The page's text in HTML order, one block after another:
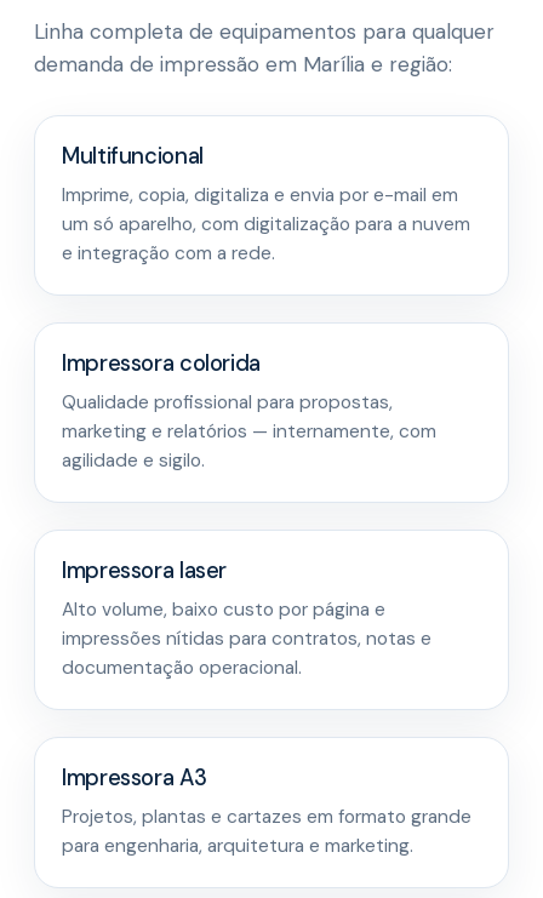
Linha completa de equipamentos para qualquer
demanda de impressão em Marília e região:
Multifuncional
Imprime, copia, digitaliza e envia por e-mail em
um só aparelho, com digitalização para a nuvem
e integração com a rede.
Impressora colorida
Qualidade profissional para propostas,
marketing e relatórios — internamente, com
agilidade e sigilo.
Impressora laser
Alto volume, baixo custo por página e
impressões nítidas para contratos, notas e
documentação operacional.
Impressora A3
Projetos, plantas e cartazes em formato grande
para engenharia, arquitetura e marketing.